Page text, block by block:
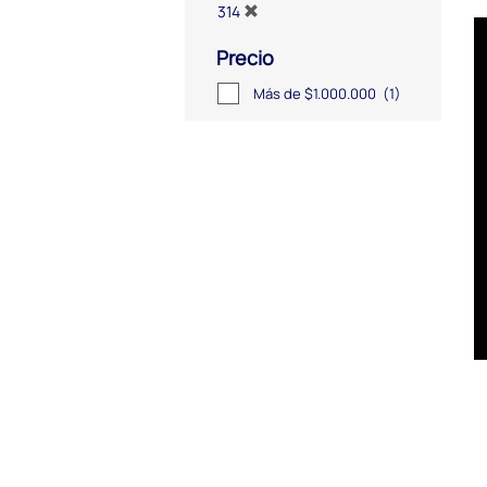
314
Precio
Más de $1.000.000 (1)